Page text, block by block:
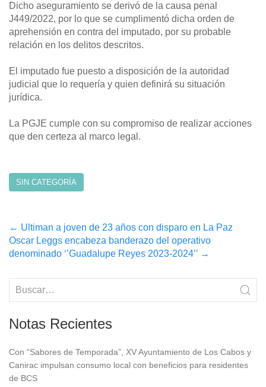
Dicho aseguramiento se derivó de la causa penal
J449/2022, por lo que se cumplimentó dicha orden de
aprehensión en contra del imputado, por su probable
relación en los delitos descritos.
El imputado fue puesto a disposición de la autoridad
judicial que lo requería y quien definirá su situación
jurídica.
La PGJE cumple con su compromiso de realizar acciones
que den certeza al marco legal.
SIN CATEGORÍA
Post
navigation
← Ultiman a joven de 23 años con disparo en La Paz
Oscar Leggs encabeza banderazo del operativo
denominado ‘’Guadalupe Reyes 2023-2024’’ →
Notas Recientes
Con “Sabores de Temporada”, XV Ayuntamiento de Los Cabos y
Canirac impulsan consumo local con beneficios para residentes
de BCS